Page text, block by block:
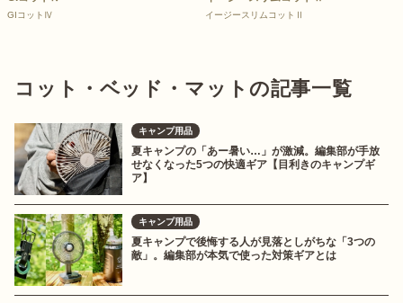
GIコットⅣ イージースリムコットⅡ
コット・ベッド・マットの記事一覧
キャンプ用品
夏キャンプの「あー暑い…」が激減。編集部が手放
せなくなった5つの快適ギア【目利きのキャンプギ
ア】
キャンプ用品
夏キャンプで後悔する人が見落としがちな「3つの
敵」。編集部が本気で使った対策ギアとは